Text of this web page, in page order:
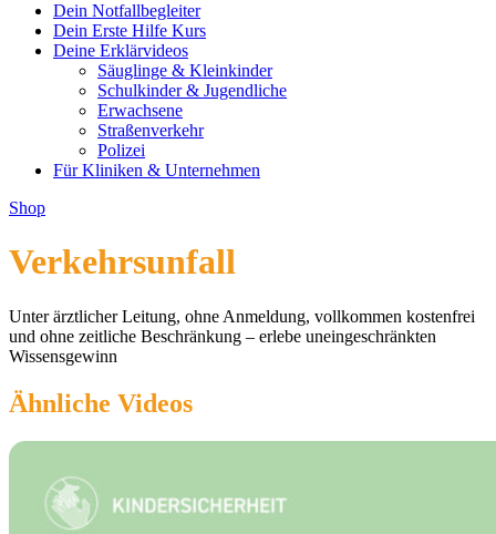
Dein Notfallbegleiter
Dein Erste Hilfe Kurs
Deine Erklärvideos
Säuglinge & Kleinkinder
Schulkinder & Jugendliche
Erwachsene
Straßenverkehr
Polizei
Für Kliniken & Unternehmen
Shop
Verkehrsunfall
Unter ärztlicher Leitung, ohne Anmeldung, vollkommen kostenfrei
und ohne zeitliche Beschränkung – erlebe uneingeschränkten
Wissensgewinn
Ähnliche Videos